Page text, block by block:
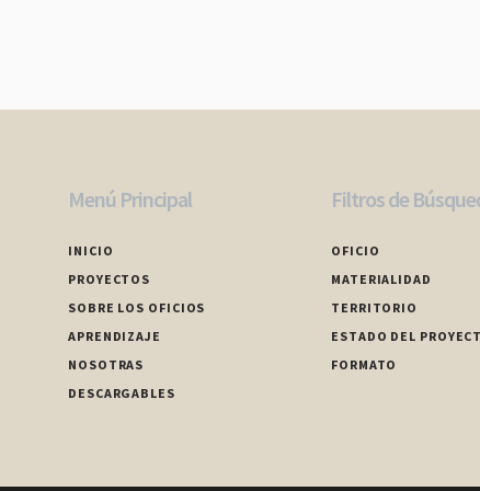
Menú Principal
INICIO
PROYECTOS
SOBRE LOS OFICIOS
APRENDIZAJE
NOSOTRAS
DESCARGABLES
Filtros de
OFICIO
MATERIALIDAD
TERRITORIO
ESTADO DEL
FORMATO